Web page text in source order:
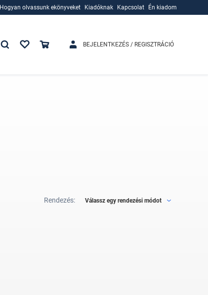
Hogyan olvassunk ekönyveket
Kiadóknak
Kapcsolat Én kiadom
BEJELENTKEZÉS / REGISZTRÁCIÓ
Rendezés: Válassz egy rendezési módot